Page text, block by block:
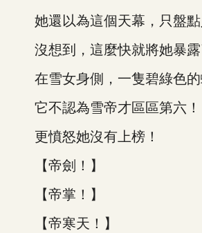
她還以為這個天幕，只盤點
沒想到，這麼快就將她暴露
在雪女身側，一隻碧綠色的
它不認為雪帝才區區第六！
更憤怒她沒有上榜！
【帝劍！】
【帝掌！】
【帝寒天！】